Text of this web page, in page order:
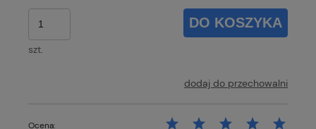
szt.
DO KOSZYKA
dodaj do przechowalni
Ocena: